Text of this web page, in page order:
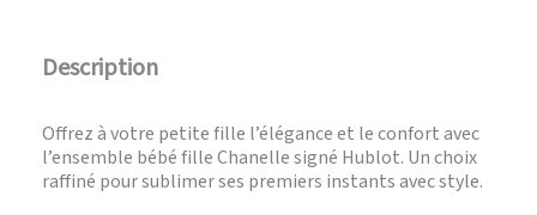
Description
Offrez à votre petite fille l’élégance et le confort avec
l’ensemble bébé fille Chanelle signé Hublot. Un choix
raffiné pour sublimer ses premiers instants avec style.